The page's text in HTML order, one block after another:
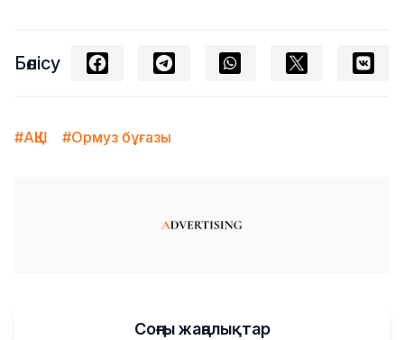
Бөлісу
#АҚШ #Ормуз бұғазы
Соңғы жаңалықтар